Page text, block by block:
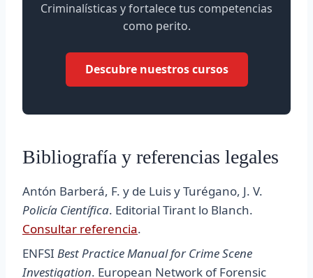
Criminalísticas y fortalece tus competencias
como perito.
Descubre nuestros cursos
Bibliografía y referencias legales
Antón Barberá, F. y de Luis y Turégano, J. V.
Policía Científica. Editorial Tirant lo Blanch.
Consultar referencia.
ENFSI Best Practice Manual for Crime Scene
Investigation. European Network of Forensic